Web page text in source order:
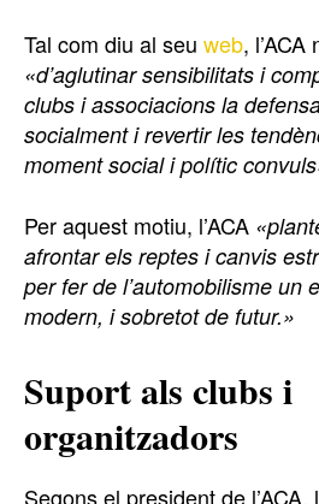
Tal com diu al seu web,
«d’aglutinar sensibilitats i
clubs i associacions la
socialment i revertir les
moment social i polític
Per aquest motiu, l’ACA
afrontar els reptes i canvis
per fer de l’automobilisme un
modern, i sobretot de futur.»
Suport als clubs i
organitzadors
Segons el president de